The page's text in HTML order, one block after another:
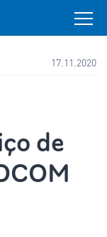
17.11.2020
de